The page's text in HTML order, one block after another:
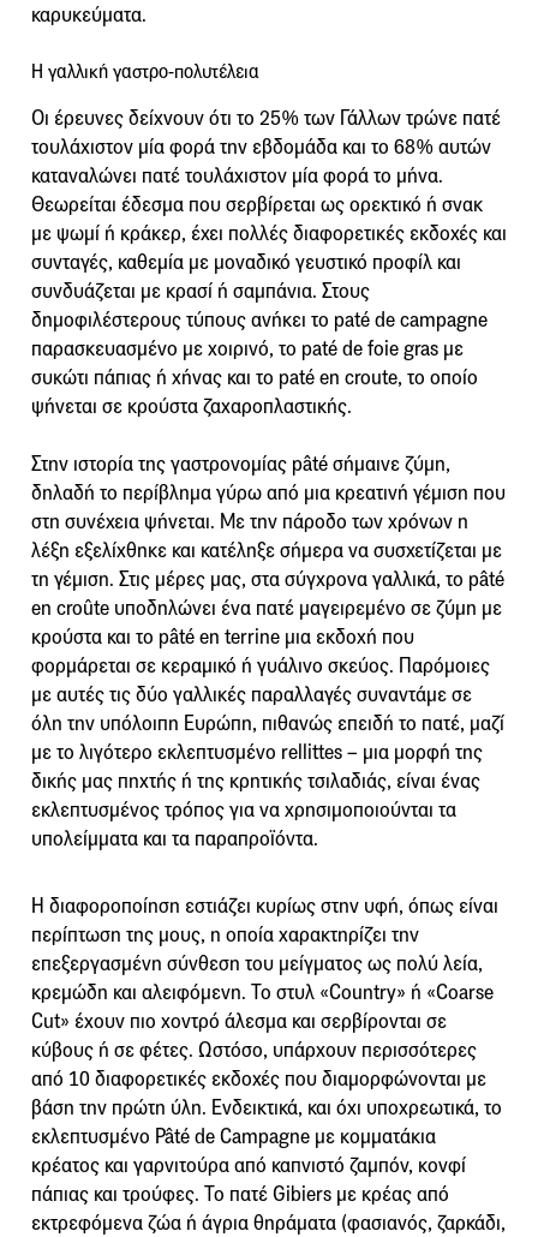
καρυκεύματα.
Η γαλλική γαστρο-πολυτέλεια
Οι έρευνες δείχνουν ότι το 25% των Γάλλων τρώνε πατέ
τουλάχιστον μία φορά την εβδομάδα και το 68% αυτών
καταναλώνει πατέ τουλάχιστον μία φορά το μήνα.
Θεωρείται έδεσμα που σερβίρεται ως ορεκτικό ή σνακ
με ψωμί ή κράκερ, έχει πολλές διαφορετικές εκδοχές και
συνταγές, καθεμία με μοναδικό γευστικό προφίλ και
συνδυάζεται με κρασί ή σαμπάνια. Στους
δημοφιλέστερους τύπους ανήκει το paté de campagne
παρασκευασμένο με χοιρινό, το paté de foie gras με
συκώτι πάπιας ή χήνας και το paté en croute, το οποίο
ψήνεται σε κρούστα ζαχαροπλαστικής.
Στην ιστορία της γαστρονομίας pâté σήμαινε ζύμη,
δηλαδή το περίβλημα γύρω από μια κρεατινή γέμιση που
στη συνέχεια ψήνεται. Με την πάροδο των χρόνων η
λέξη εξελίχθηκε και κατέληξε σήμερα να συσχετίζεται με
τη γέμιση. Στις μέρες μας, στα σύγχρονα γαλλικά, το pâté
en croûte υποδηλώνει ένα πατέ μαγειρεμένο σε ζύμη με
κρούστα και το pâté en terrine μια εκδοχή που
φορμάρεται σε κεραμικό ή γυάλινο σκεύος. Παρόμοιες
με αυτές τις δύο γαλλικές παραλλαγές συναντάμε σε
όλη την υπόλοιπη Ευρώπη, πιθανώς επειδή το πατέ, μαζί
με το λιγότερο εκλεπτυσμένο rellittes – μια μορφή της
δικής μας πηχτής ή της κρητικής τσιλαδιάς, είναι ένας
εκλεπτυσμένος τρόπος για να χρησιμοποιούνται τα
υπολείμματα και τα παραπροϊόντα.
Η διαφοροποίηση εστιάζει κυρίως στην υφή, όπως είναι
περίπτωση της μους, η οποία χαρακτηρίζει την
επεξεργασμένη σύνθεση του μείγματος ως πολύ λεία,
κρεμώδη και αλειφόμενη. Το στυλ «Country» ή «Coarse
Cut» έχουν πιο χοντρό άλεσμα και σερβίρονται σε
κύβους ή σε φέτες. Ωστόσο, υπάρχουν περισσότερες
από 10 διαφορετικές εκδοχές που διαμορφώνονται με
βάση την πρώτη ύλη. Ενδεικτικά, και όχι υποχρεωτικά, το
εκλεπτυσμένο Pâté de Campagne με κομματάκια
κρέατος και γαρνιτούρα από καπνιστό ζαμπόν, κονφί
πάπιας και τρούφες. Το πατέ Gibiers με κρέας από
εκτρεφόμενα ζώα ή άγρια θηράματα (φασιανός, ζαρκάδι,